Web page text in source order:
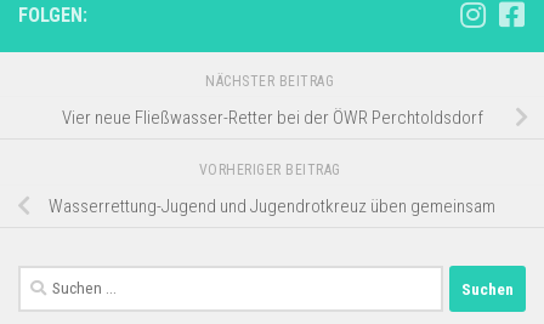
FOLGEN:
NÄCHSTER BEITRAG
Vier neue Fließwasser-Retter bei der ÖWR Perchtoldsdorf
VORHERIGER BEITRAG
Wasserrettung-Jugend und Jugendrotkreuz üben gemeinsam
Suchen
nach: